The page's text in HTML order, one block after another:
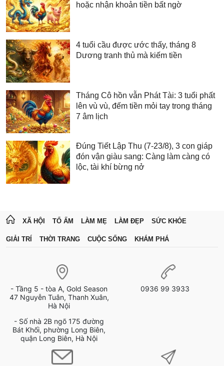
hoặc nhận khoản tiền bất ngờ
4 tuổi cầu được ước thấy, tháng 8
Dương tranh thủ mà kiếm tiền
Tháng Cô hồn vẫn Phát Tài: 3 tuổi phất
lên vù vù, đếm tiền mỏi tay trong tháng
7 âm lịch
Đúng Tiết Lập Thu (7-23/8), 3 con giáp
đón vận giàu sang: Càng làm càng có
lộc, tài khí bừng nở
XÃ HỘI TỔ ẤM LÀM MẸ LÀM ĐẸP SỨC KHỎE
GIẢI TRÍ THỜI TRANG CUỘC SỐNG KHÁM PHÁ
- Tầng 5 - tòa A, Gold Season
47 Nguyễn Tuân, Thanh Xuân,
Hà Nội
- Số nhà 2B ngõ 175 đường
Bát Khối, phường Long Biên,
quận Long Biên, Hà Nội
0936 99 3933